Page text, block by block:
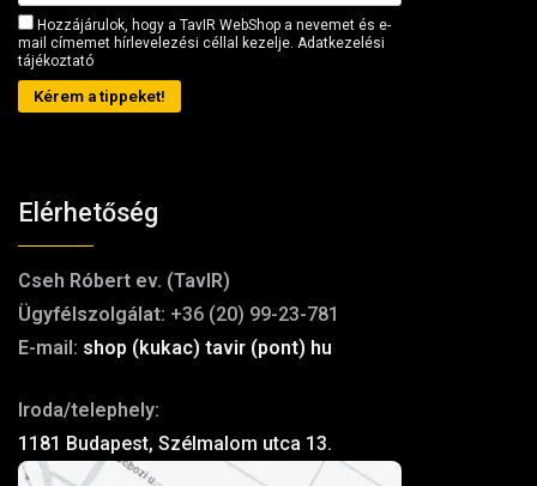
Hozzájárulok, hogy a TavIR WebShop a nevemet és e-
mail címemet hírlevelezési céllal kezelje. Adatkezelési
tájékoztató
Kérem a tippeket!
Elérhetőség
Cseh Róbert ev. (TavIR)
Ügyfélszolgálat: +36 (20) 99-23-781
E-mail: shop (kukac) tavir (pont) hu
Iroda/telephely:
1181 Budapest, Szélmalom utca 13.